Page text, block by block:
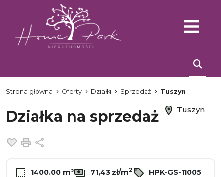
Strona główna Oferty Działki Sprzedaż Tuszyn
Działka na sprzedaż Tuszyn
Dodaj do ulubionych
Drukuj
1400.00 m² 71,43 zł/m2
HPK-GS-11005